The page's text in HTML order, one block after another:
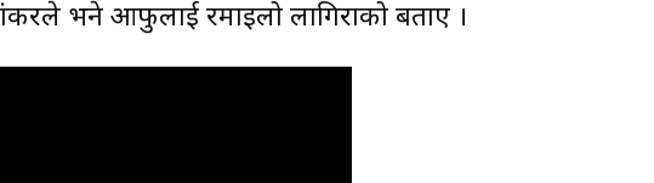
भने आफुलाई रमाइलो लागिराको बताए ।